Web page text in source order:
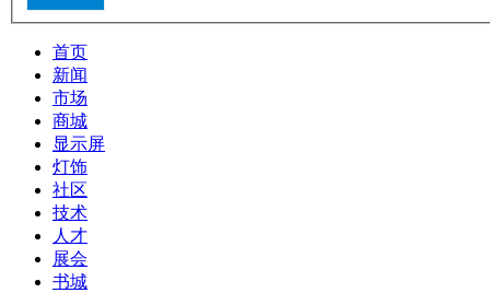
首页
新闻
市场
商城
显示屏
灯饰
社区
技术
人才
展会
书城